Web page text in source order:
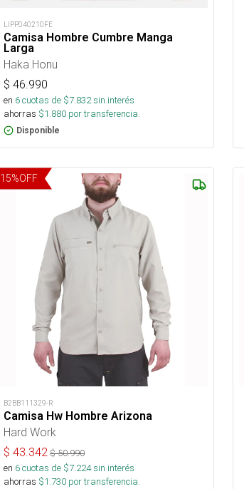
LIPP040210FE
Camisa Hombre Cumbre Manga
Larga
Haka Honu
$ 46.990
en 6cuotas de $7.832sin interés
ahorras $1.880 por transferencia.
Disponible
15%OFF
B2BB111329-R
Camisa Hw Hombre Arizona
Hard Work
$ 43.342 $50.990
en 6cuotas de $7.224sin interés
ahorras $1.730 por transferencia.